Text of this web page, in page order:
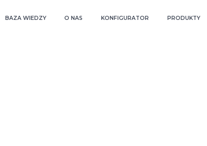
BAZA WIEDZY O NAS KONFIGURATOR PRODUKTY